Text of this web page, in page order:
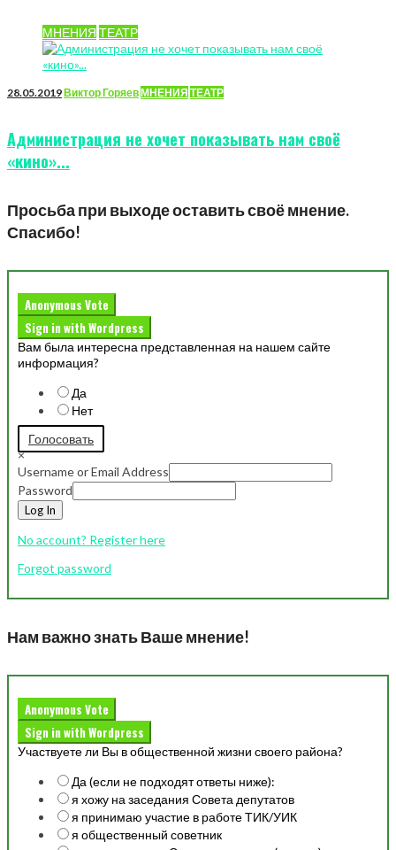
МНЕНИЯ ТЕАТР
28.05.2019Виктор ГоряевМНЕНИЯ ТЕАТР
Администрация не хочет показывать нам своё
«кино»...
Просьба при выходе оставить своё мнение.
Спасибо!
Anonymous Vote
Sign in with Wordpress
Вам была интересна представленная на нашем сайте
информация?
Да
Нет
Голосовать
×
Username or Email Address
Password
Log In
No account? Register here
Forgot password
Нам важно знать Ваше мнение!
Anonymous Vote
Sign in with Wordpress
Участвуете ли Вы в общественной жизни своего района?
Да (если не подходят ответы ниже):
я хожу на заседания Совета депутатов
я принимаю участие в работе ТИК/УИК
я общественный советник